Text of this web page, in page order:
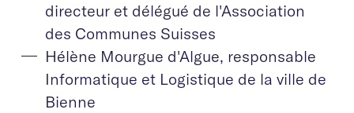
directeur et délégué de l'Association
des Communes Suisses
Hélène Mourgue d'Algue, responsable
Informatique et Logistique de la ville de
Bienne